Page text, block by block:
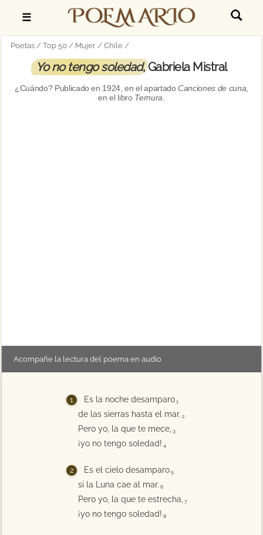
☰
Poetas Top 50 Mujer Chile
Yo no tengo soledad, Gabriela Mistral
¿Cuándo? Publicado en 1924, en el apartadoCanciones de cuna
en el libro Ternura
Acompañe la lectura del poema en audio
Es la noche desamparo 1
de las sierras hasta el mar. 2
Pero yo, la que te mece, 3
¡yo no tengo soledad! 4
Es el cielo desamparo 5
si la Luna cae al mar. 6
Pero yo, la que te estrecha, 7
¡yo no tengo soledad! 8